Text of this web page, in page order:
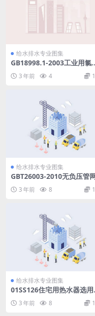
给水排水专业图集
GB18998.1-2003工业用氯
聚氯乙烯（PVC-C）管道系统
第1部分总则.pdf
3 年前 4
给水排水专业图集
GBT26003-2010无负压管
3 年前 8
给水排水专业图集
01SS126住宅用热水器选用
3 年前 8